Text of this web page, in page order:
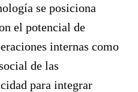
se posiciona
el potencial de
internas como
de las
para integrar